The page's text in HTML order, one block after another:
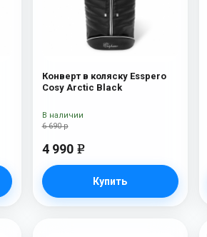
Конверт в коляску Esspero
Cosy Arctic Black
6 690 р
4 990 e
Купить
В наличии